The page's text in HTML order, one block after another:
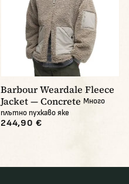
Barbour Weardale Fleece
Jacket — Concrete Много
плътно пухкаво яке
244,90 €